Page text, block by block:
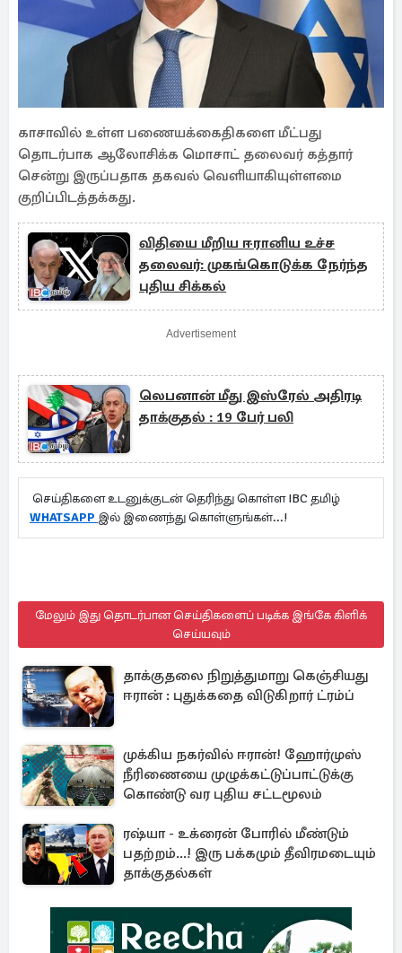
காசாவில் உள்ள பணையக்கைதிகளை மீட்பது
தொடர்பாக ஆலோசிக்க மொசாட் தலைவர் கத்தார்
சென்று இருப்பதாக தகவல் வெளியாகியுள்ளமை
குறிப்பிடத்தக்கது.
விதியை மீறிய ஈரானிய உச்ச
தலைவர்: முகங்கொடுக்க நேர்ந்த
புதிய சிக்கல்
Advertisement
லெபனான் மீது இஸ்ரேல் அதிரடி
தாக்குதல் : 19 பேர் பலி
செய்திகளை உடனுக்குடன் தெரிந்து கொள்ள IBC தமிழ்
WHATSAPP இல் இணைந்து கொள்ளுங்கள்...!
மேலும் இது தொடர்பான செய்திகளைப் படிக்க இங்கே கிளிக்
செய்யவும்
தாக்குதலை நிறுத்துமாறு கெஞ்சியது
ஈரான் : புதுக்கதை விடுகிறார் ட்ரம்ப்
முக்கிய நகர்வில் ஈரான்! ஹோர்முஸ்
நீரிணையை முழுக்கட்டுப்பாட்டுக்கு
கொண்டு வர புதிய சட்டமூலம்
ரஷ்யா - உக்ரைன் போரில் மீண்டும்
பதற்றம்...! இரு பக்கமும் தீவிரமடையும்
தாக்குதல்கள்